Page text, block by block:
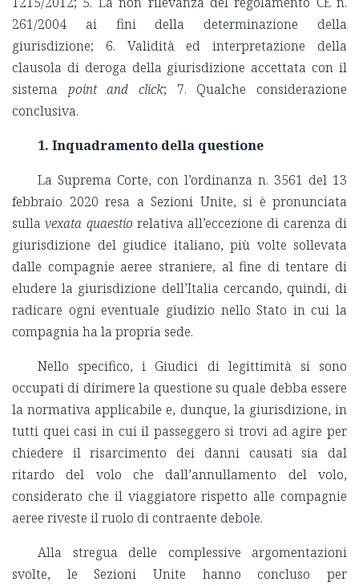
261/2004 ai fini della determinazione della
giurisdizione; 6. Validità ed interpretazione della
clausola di deroga della giurisdizione accettata con il
sistema point and click; 7. Qualche considerazione
conclusiva.
1. Inquadramento della questione
La Suprema Corte, con l’ordinanza n. 3561 del 13
febbraio 2020 resa a Sezioni Unite, si è pronunciata
sullavexata quaestio relativa all’eccezione di carenza di
giurisdizione del giudice italiano, più volte sollevata
dalle compagnie aeree straniere, al fine di tentare di
eludere la giurisdizione dell’Italia cercando, quindi, di
radicare ogni eventuale giudizio nello Stato in cui la
compagnia ha la propria sede.
Nello specifico, i Giudici di legittimità si sono
occupati di dirimere la questione su quale debba essere
la normativa applicabile e, dunque, la giurisdizione, in
tutti quei casi in cui il passeggero si trovi ad agire per
chiedere il risarcimento dei danni causati sia dal
ritardo del volo che dall’annullamento del volo,
considerato che il viaggiatore rispetto alle compagnie
aeree riveste il ruolo di contraente debole.
Alla stregua delle complessive argomentazioni
svolte, le Sezioni Unite hanno concluso per